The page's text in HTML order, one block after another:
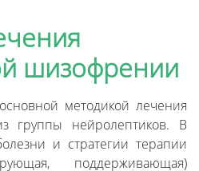
шизофрении
методикой лечения
группы нейролептиков. В
и стратегии терапии
поддерживающая)